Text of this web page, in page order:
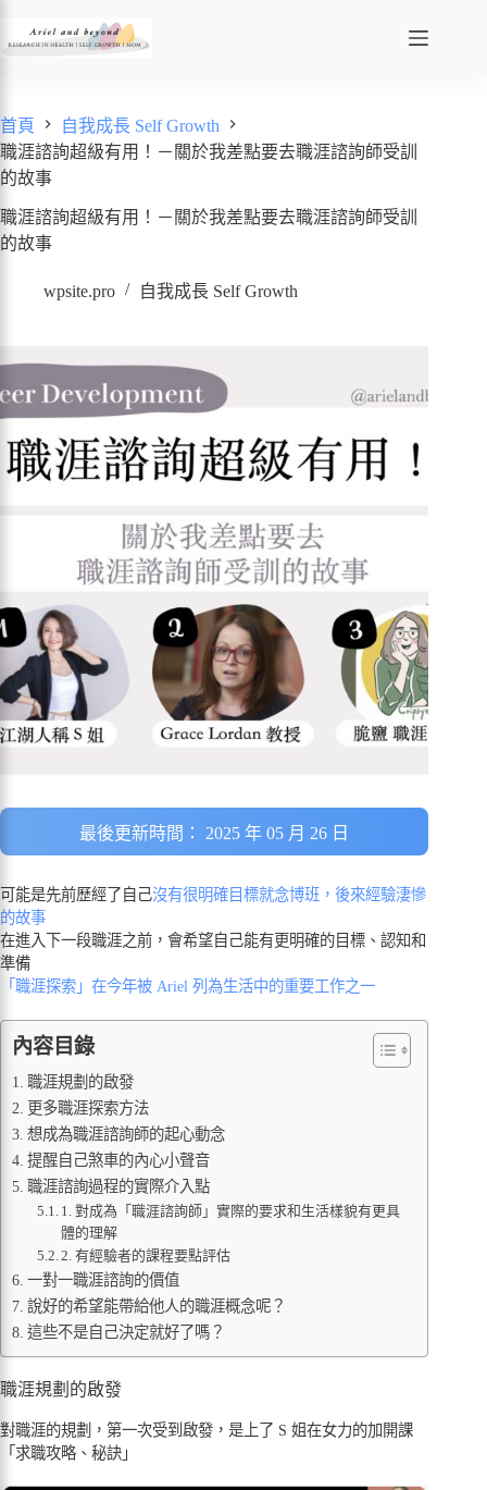
首頁
自我成長 Self Growth
職涯諮詢超級有用！－關於我差點要去職涯諮詢師受訓
的故事
職涯諮詢超級有用！－關於我差點要去職涯諮詢師受訓
的故事
wpsite.pro 自我成長 Self Growth
最後更新時間： 2025 年 05 月 26 日
可能是先前歷經了自己沒有很明確目標就念博班，後來經驗淒慘
的故事
在進入下一段職涯之前，會希望自己能有更明確的目標、認知和
準備
「職涯探索」在今年被 Ariel 列為生活中的重要工作之一
內容目錄
職涯規劃的啟發
更多職涯探索方法
想成為職涯諮詢師的起心動念
提醒自己煞車的內心小聲音
職涯諮詢過程的實際介入點
1. 對成為「職涯諮詢師」實際的要求和生活樣貌有更具
體的理解
2. 有經驗者的課程要點評估
一對一職涯諮詢的價值
說好的希望能帶給他人的職涯概念呢？
這些不是自己決定就好了嗎？
職涯規劃的啟發
對職涯的規劃，第一次受到啟發，是上了 S 姐在女力的加開課
「求職攻略、秘訣」